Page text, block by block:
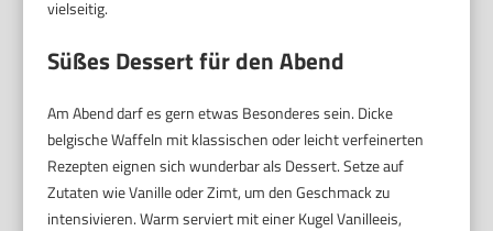
vielseitig.
Süßes Dessert für den Abend
Am Abend darf es gern etwas Besonderes sein. Dicke
belgische Waffeln mit klassischen oder leicht verfeinerten
Rezepten eignen sich wunderbar als Dessert. Setze auf
Zutaten wie Vanille oder Zimt, um den Geschmack zu
intensivieren. Warm serviert mit einer Kugel Vanilleeis,